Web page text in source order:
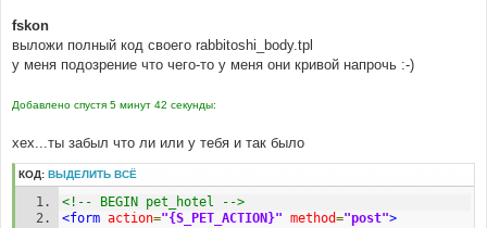
fskon
выложи полный код своего rabbitoshi_body.tpl
у меня подозрение что чего-то у меня они кривой напрочь :-)
Добавлено спустя 5 минут 42 секунды:
хех...ты забыл что ли или у тебя и так было
КОД: ВЫДЕЛИТЬ ВСЁ
<!-- BEGIN pet_hotel -->
<form action="{S_PET_ACTION}" method="post">